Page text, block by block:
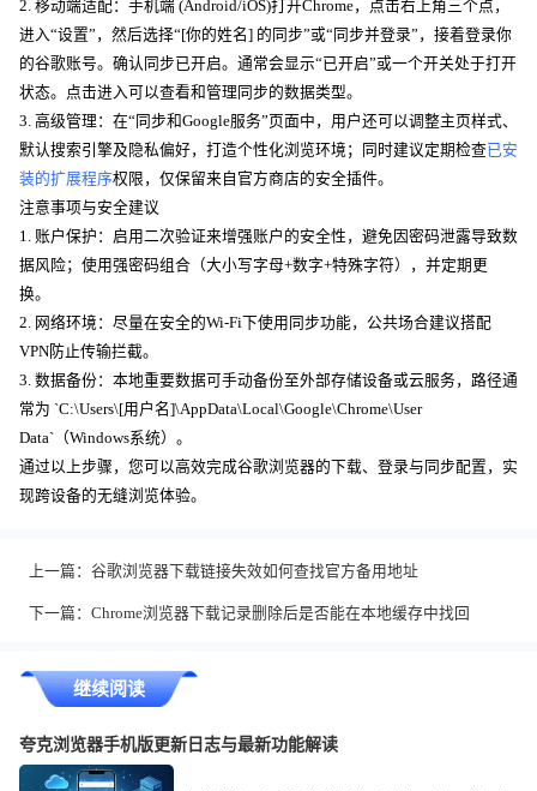
2. 移动端适配：手机端 (Android/iOS)打开Chrome，点击右上角三个点，
进入“设置”，然后选择“[你的姓名] 的同步”或“同步并登录”，接着登录你
的谷歌账号。确认同步已开启。通常会显示“已开启”或一个开关处于打开
状态。点击进入可以查看和管理同步的数据类型。
3. 高级管理：在“同步和Google服务”页面中，用户还可以调整主页样式、
默认搜索引擎及隐私偏好，打造个性化浏览环境；同时建议定期检查已安
装的扩展程序权限，仅保留来自官方商店的安全插件。
注意事项与安全建议
1. 账户保护：启用二次验证来增强账户的安全性，避免因密码泄露导致数
据风险；使用强密码组合（大小写字母+数字+特殊字符），并定期更
换。
2. 网络环境：尽量在安全的Wi-Fi下使用同步功能，公共场合建议搭配
VPN防止传输拦截。
3. 数据备份：本地重要数据可手动备份至外部存储设备或云服务，路径通
常为 `C:\Users\[用户名]\AppData\Local\Google\Chrome\User
Data`（Windows系统）。
通过以上步骤，您可以高效完成谷歌浏览器的下载、登录与同步配置，实
现跨设备的无缝浏览体验。
上一篇： 谷歌浏览器下载链接失效如何查找官方备用地址
下一篇： Chrome浏览器下载记录删除后是否能在本地缓存中找回
继续阅读
夸克浏览器手机版更新日志与最新功能解读